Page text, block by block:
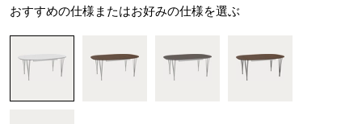
おすすめの仕様またはお好みの仕様を選ぶ